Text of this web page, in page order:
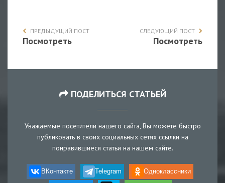
ПРЕДЫДУЩИЙ ПОСТ
Посмотреть
СЛЕДУЮЩИЙ ПОСТ
Посмотреть
ПОДЕЛИТЬСЯ СТАТЬЕЙ
Уважаемые посетители нашего сайта, Вы можете быстро
публиковать в своих социальных сетях ссылки на
понравившиеся статьи на нашем сайте.
ВКонтакте Telegram Одноклассники